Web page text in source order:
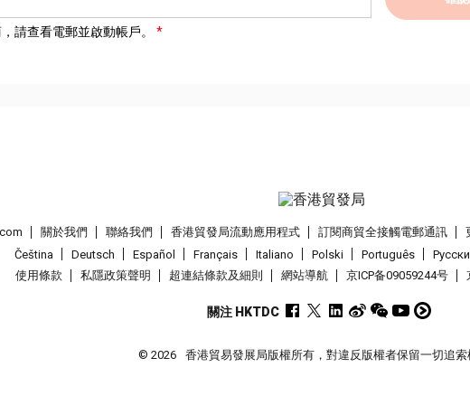
請查看電郵並啟動帳戶。
關於我們 聯絡我們 香港貿發局流動應用程式 訂閱商貿全接觸電郵通訊
Čeština
Deutsch Español Français Italiano Polski Português
使用條款
私隱政策聲明 超連結條款及細則 網站導航 京ICP备09059244号
關注 HKTDC
© 2026 香港貿易發展局版權所有，對違反版權者保留一切追索